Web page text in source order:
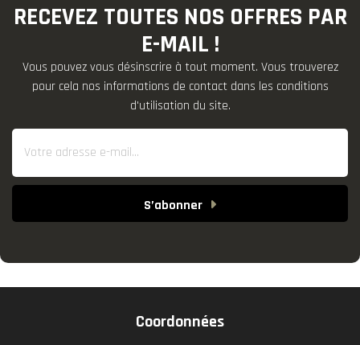
RECEVEZ TOUTES NOS OFFRES PAR
E-MAIL !
Vous pouvez vous désinscrire à tout moment. Vous trouverez
pour cela nos informations de contact dans les conditions
d'utilisation du site.
S’abonner
Coordonnées